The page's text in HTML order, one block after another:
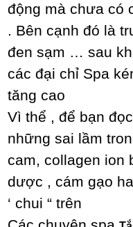
động mà chưa có
. Bên cạnh đó là
đen sạm … sau
các đại chỉ Spa
tăng cao
Vì thể , để bạn
những sai lầm
cam, collagen ion
dược , cám gạo
‘ chui “ trên